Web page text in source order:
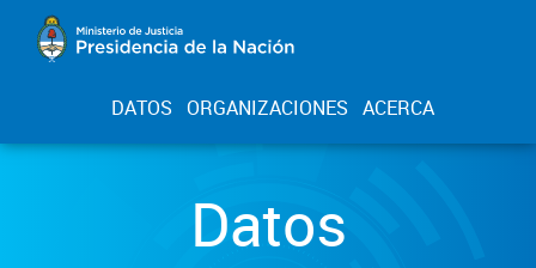
DATOS ORGANIZACIONES ACERCA
Datos